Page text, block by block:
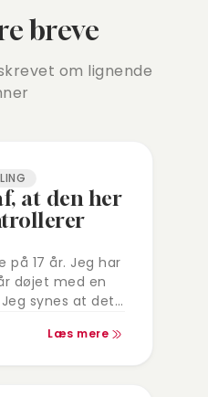
breve
om lignende
at den her
på 17 år. Jeg har
døjet med en
synes at det
Læs mere